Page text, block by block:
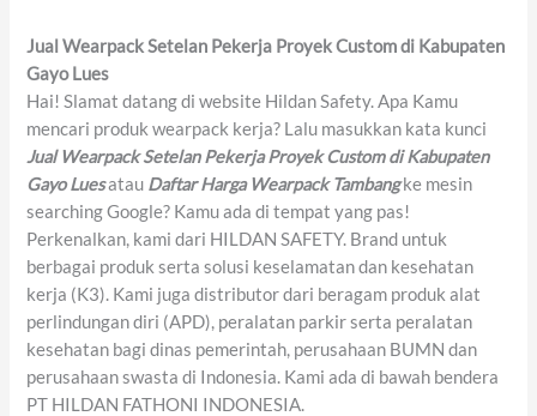
Jual Wearpack Setelan Pekerja Proyek Custom di Kabupaten
Gayo Lues
Hai! Slamat datang di website Hildan Safety. Apa Kamu
mencari produk wearpack kerja? Lalu masukkan kata kunci
Jual Wearpack Setelan Pekerja Proyek Custom di Kabupaten
Gayo Luesatau Daftar Harga Wearpack Tambangke mesin
searching Google? Kamu ada di tempat yang pas!
Perkenalkan, kami dari HILDAN SAFETY. Brand untuk
berbagai produk serta solusi keselamatan dan kesehatan
kerja (K3). Kami juga distributor dari beragam produk alat
perlindungan diri (APD), peralatan parkir serta peralatan
kesehatan bagi dinas pemerintah, perusahaan BUMN dan
perusahaan swasta di Indonesia. Kami ada di bawah bendera
PT HILDAN FATHONI INDONESIA.